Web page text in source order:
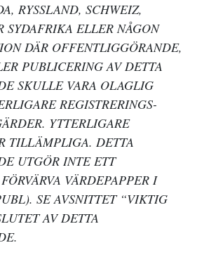
RYSSLAND, SCHWEIZ,
SYDAFRIKA ELLER NÅGON
DÄR OFFENTLIGGÖRANDE,
PUBLICERING AV DETTA
SKULLE VARA OLAGLIG
REGISTRERINGS-
YTTERLIGARE
TILLÄMPLIGA. DETTA
UTGÖR INTE ETT
VÄRDEPAPPER I
SE AVSNITTET “VIKTIG
AV DETTA